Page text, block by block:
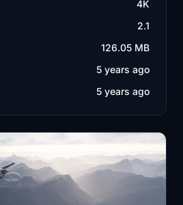
4K
2.1
126.05 MB
5 years ago
5 years ago